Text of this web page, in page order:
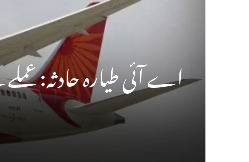
اے آئی طیارہ حادثہ: